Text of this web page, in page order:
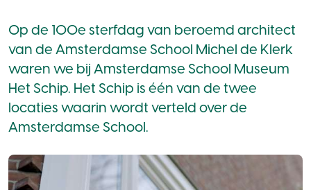
Op de 100e sterfdag van beroemd architect
van de Amsterdamse School Michel de Klerk
waren we bij Amsterdamse School Museum
Het Schip. Het Schip is één van de twee
locaties waarin wordt verteld over de
Amsterdamse School.